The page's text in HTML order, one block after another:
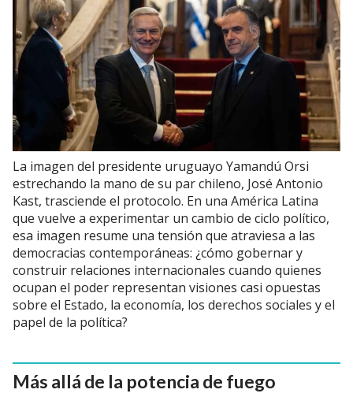
La imagen del presidente uruguayo Yamandú Orsi
estrechando la mano de su par chileno, José Antonio
Kast, trasciende el protocolo. En una América Latina
que vuelve a experimentar un cambio de ciclo político,
esa imagen resume una tensión que atraviesa a las
democracias contemporáneas: ¿cómo gobernar y
construir relaciones internacionales cuando quienes
ocupan el poder representan visiones casi opuestas
sobre el Estado, la economía, los derechos sociales y el
papel de la política?
Más allá de la potencia de fuego